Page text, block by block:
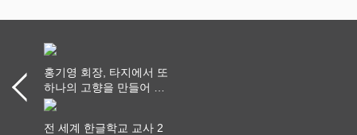
홍기영 회장, 타지에서 또
하나의 고향을 만들어 가
다
전 세계 한글학교 교사 2